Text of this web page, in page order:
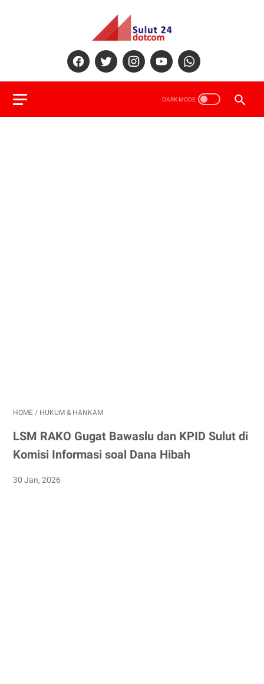
HOME / HUKUM & HANKAM
LSM RAKO Gugat Bawaslu dan KPID Sulut di
Komisi Informasi soal Dana Hibah
30 Jan, 2026